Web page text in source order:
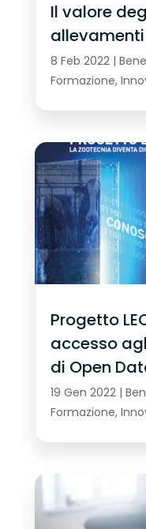
Il valore
8 Feb 2022|
Formazione,
Progetto
accesso
di Open
19 Gen 2022|
Formazione,